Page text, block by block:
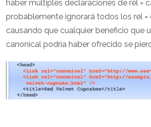
haber múltiples declaraciones de rel =
probablemente ignorará todos los rel =
causando que cualquier beneficio que
canonical podría haber ofrecido se